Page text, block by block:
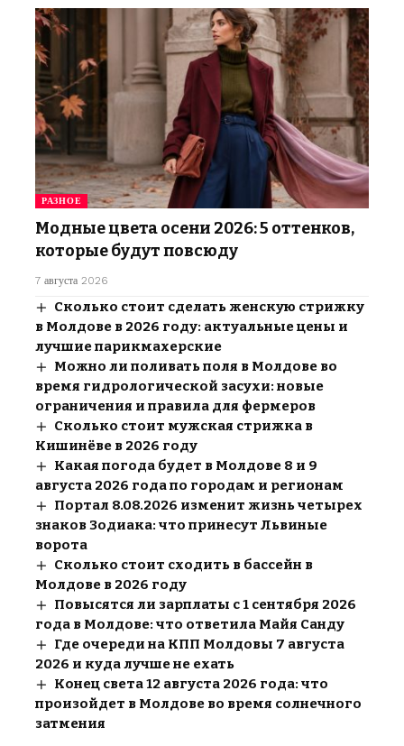
РАЗНОЕ
Модные цвета осени 2026: 5 оттенков,
которые будут повсюду
7 августа 2026
Сколько стоит сделать женскую стрижку
в Молдове в 2026 году: актуальные цены и
лучшие парикмахерские
Можно ли поливать поля в Молдове во
время гидрологической засухи: новые
ограничения и правила для фермеров
Сколько стоит мужская стрижка в
Кишинёве в 2026 году
Какая погода будет в Молдове 8 и 9
августа 2026 года по городам и регионам
Портал 8.08.2026 изменит жизнь четырех
знаков Зодиака: что принесут Львиные
ворота
Сколько стоит сходить в бассейн в
Молдове в 2026 году
Повысятся ли зарплаты с 1 сентября 2026
года в Молдове: что ответила Майя Санду
Где очереди на КПП Молдовы 7 августа
2026 и куда лучше не ехать
Конец света 12 августа 2026 года: что
произойдет в Молдове во время солнечного
затмения